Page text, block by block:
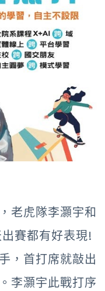
老虎隊李灝宇和
賽都有好表現!
，首打席就敲出
李灝宇此戰打序